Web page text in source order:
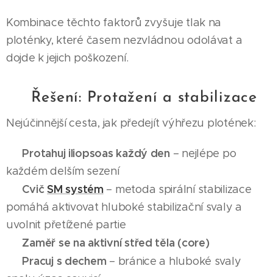
Kombinace těchto faktorů zvyšuje tlak na
ploténky, které časem nezvládnou odolávat a
dojde k jejich poškození.
🧘‍♂️ Řešení: Protažení a stabilizace
Nejúčinnější cesta, jak předejít výhřezu plotének:
Protahuj iliopsoas každý den– nejlépe po
každém delším sezení
CvičSM systém– metoda spirální stabilizace
pomáhá aktivovat hluboké stabilizační svaly a
uvolnit přetížené partie
Zaměř se na aktivní střed těla (core)
Pracuj s dechem– bránice a hluboké svaly